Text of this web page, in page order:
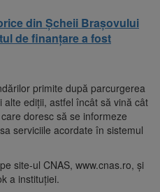
din Șcheii Brașovului
de finanțare a fost
primite după parcurgerea
ediţii, astfel încât să vină cât
doresc să se informeze
serviciile acordate în sistemul
site-ul CNAS, www.cnas.ro, şi
a instituţiei.